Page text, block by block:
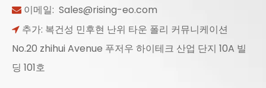
 이메일: Sales@rising-eo.com
 추가: 복건성 민후현 난위 타운 폴리 커뮤니케이션
No.20 zhihui Avenue 푸저우 하이테크 산업 단지 10A 빌
딩 101호